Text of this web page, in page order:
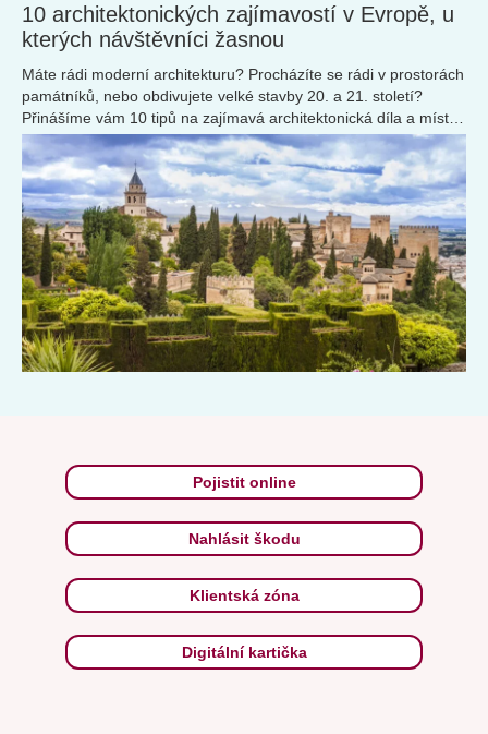
10 architektonických zajímavostí v Evropě, u
kterých návštěvníci žasnou
Máte rádi moderní architekturu? Procházíte se rádi v prostorách
památníků, nebo obdivujete velké stavby 20. a 21. století?
Přinášíme vám 10 tipů na zajímavá architektonická díla a místa
v Evropě.
Pojistit online
Nahlásit škodu
Klientská zóna
Digitální kartička